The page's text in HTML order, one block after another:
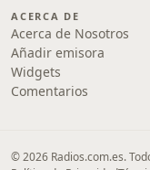
ACERCA DE
Acerca de Nosotros
Añadir emisora
Widgets
Comentarios
© 2026 Radios.com.es.